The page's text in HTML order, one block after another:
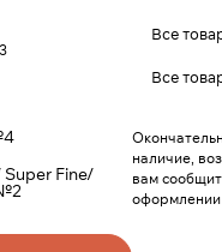
Super Fine/
Все
Все
наличие,
вам
оформлении